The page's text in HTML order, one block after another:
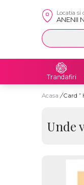
Locatia si
ANENII
Trandafiri
Acasa / Card ”
Unde